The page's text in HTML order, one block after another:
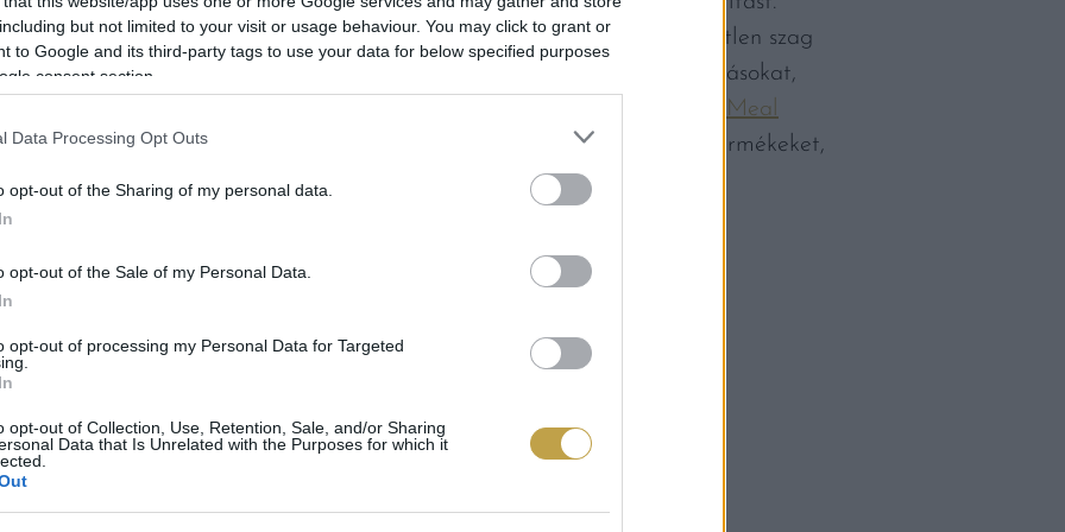
but not limited to your visit or usage behaviour. You may click to grant or
to Google and its third-party tags to use your data for below specified purposes
consent section.
Data Processing Opt Outs
opt-out of the Sharing of my personal data.
opt-out of the Sale of my Personal Data.
opt-out of processing my Personal Data for Targeted
opt-out of Collection, Use, Retention, Sale, and/or Sharing
Data that Is Unrelated with the Purposes for which it
letörölni az esetleg kifolyt ételmaradékokat, nehogy véletlenül kellemetlen szag
(Ráadásul a szétfolyó dolgok megint csak elzárhatják a szellőzőnyílásokat,
teljesítményre „kényszeríti” a hűtő motorját.) Plusz tipp: a
Daily Meal
átválogatni a hűtőnk tartalmát, és kidobni belőle a romlott termékeket,
amelyeknek a tartalmát már biztosan nem fogyasztjuk el.